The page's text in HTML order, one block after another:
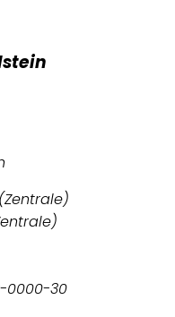
(Zentrale)
0000-30